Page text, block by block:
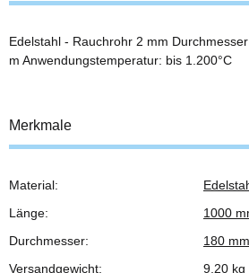
Edelstahl - Rauchrohr 2 mm
m Anwendungstemperatur: bis 1.200°C
Merkmale
Produkteigenschaft
Wert
Material:
Länge:
1000
Durchmesser:
180 mm
Versandgewicht:
9,20 kg